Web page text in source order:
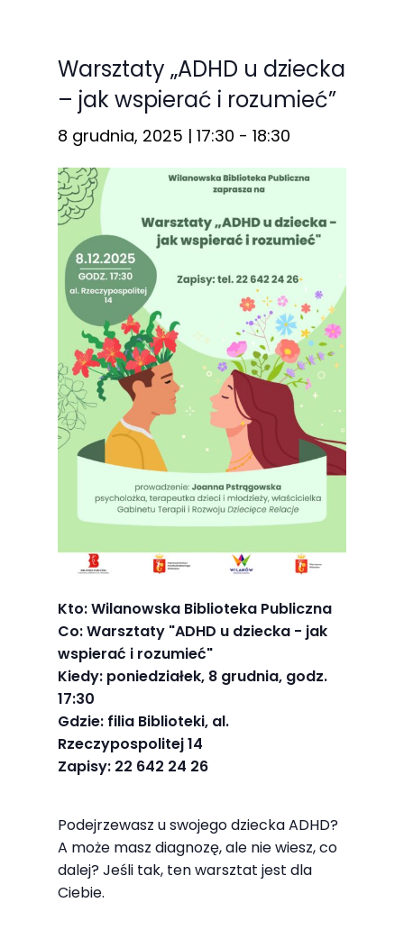
Warsztaty „ADHD u dziecka
– jak wspierać i rozumieć”
8 grudnia, 2025 | 17:30 - 18:30
Kto: Wilanowska Biblioteka Publiczna
Co: Warsztaty "ADHD u dziecka - jak
wspierać i rozumieć"
Kiedy: poniedziałek, 8 grudnia, godz.
17:30
Gdzie: filia Biblioteki, al.
Rzeczypospolitej 14
Zapisy: 22 642 24 26
Podejrzewasz u swojego dziecka ADHD?
A może masz diagnozę, ale nie wiesz, co
dalej? Jeśli tak, ten warsztat jest dla
Ciebie.
Te pliki cookie
nie są
opcjonalne. Są
one potrzebne
funkcjonowania
strony
internetowej.
Statystyka
Abyśmy mogli
poprawić
funkcjonalność
i strukturę
strony
internetowej,
na podstawie
strona jest
Doświadczenie
Aby nasza
strona
internetowa
działała jak
najlepiej
podczas
twojego
Jeśli odrzucisz
te pliki cookie,
niektóre funkcje
znikną ze strony